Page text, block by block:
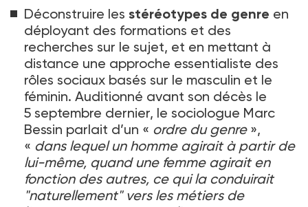
Déconstruire les stéréotypes de genre en
déployant des formations et des
recherches sur le sujet, et en mettant à
distance une approche essentialiste des
rôles sociaux basés sur le masculin et le
féminin. Auditionné avant son décès le
5 septembre dernier, le sociologue Marc
Bessin parlait d’un « ordre du genre »,
« dans lequel un homme agirait à partir de
lui-même, quand une femme agirait en
fonction des autres, ce qui la conduirait
"naturellement" vers les métiers de